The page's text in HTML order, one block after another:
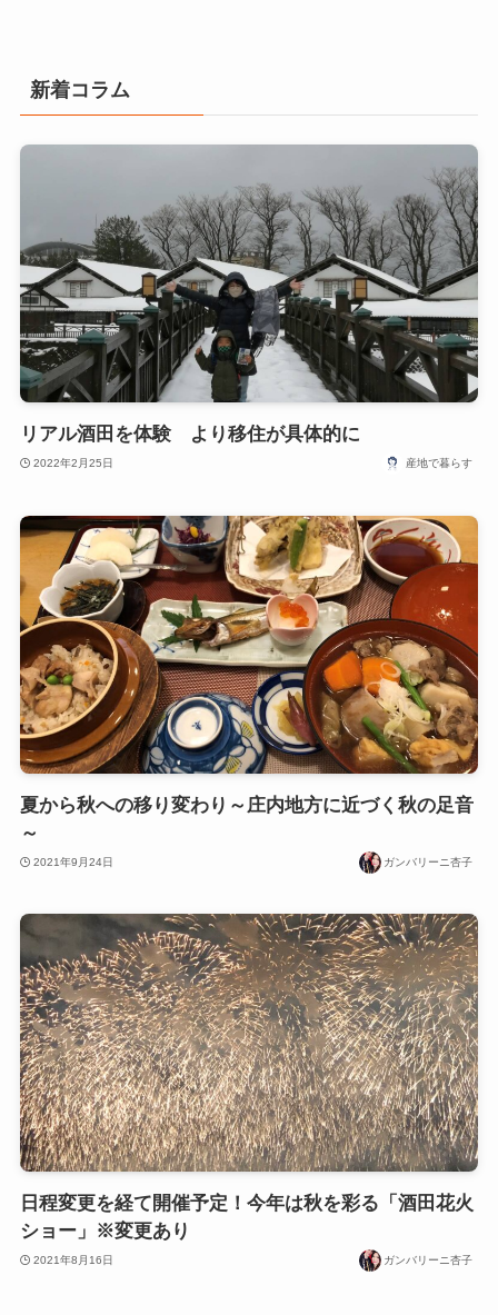
新着コラム
リアル酒田を体験 より移住が具体的に
2022年2月25日 産地で暮らす
夏から秋への移り変わり～庄内地方に近づく秋の足音
～
2021年9月24日 ガンバリーニ杏子
日程変更を経て開催予定！今年は秋を彩る「酒田花火
ショー」※変更あり
2021年8月16日 ガンバリーニ杏子